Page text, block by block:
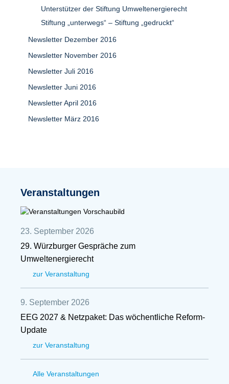
Unterstützer der Stiftung Umweltenergierecht
Stiftung „unterwegs“ – Stiftung „gedruckt“
Newsletter Dezember 2016
Newsletter November 2016
Newsletter Juli 2016
Newsletter Juni 2016
Newsletter April 2016
Newsletter März 2016
Veranstaltungen
23. September 2026
29. Würzburger Gespräche zum
Umweltenergierecht
zur Veranstaltung
9. September 2026
EEG 2027 & Netzpaket: Das wöchentliche Reform-
Update
zur Veranstaltung
Alle Veranstaltungen